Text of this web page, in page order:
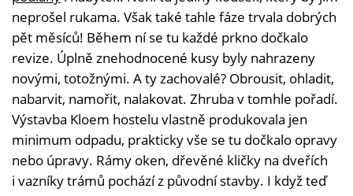
neprošel rukama. Však také tahle fáze trvala dobrých
pět měsíců! Během ní se tu každé prkno dočkalo
revize. Úplně znehodnocené kusy byly nahrazeny
novými, totožnými. A ty zachovalé? Obrousit, ohladit,
nabarvit, namořit, nalakovat. Zhruba v tomhle pořadí.
Výstavba Kloem hostelu vlastně produkovala jen
minimum odpadu, prakticky vše se tu dočkalo opravy
nebo úpravy. Rámy oken, dřevěné kličky na dveřích
i vazníky trámů pochází z původní stavby. I když teď